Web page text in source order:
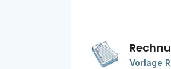
Vorlage